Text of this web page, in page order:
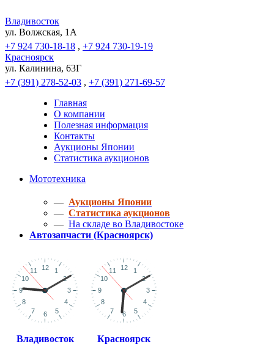
Владивосток
ул. Волжская, 1A
+7 924 730-18-18 , +7 924 730-19-19
Красноярск
ул. Калинина, 63Г
+7 (391) 278-52-03 , +7 (391) 271-69-57
Главная
О компании
Полезная информация
Контакты
Аукционы Японии
Статистика аукционов
Мототехника
— Аукционы Японии
— Статистика аукционов
— На складе во Владивостоке
Автозапчасти (Красноярск)
Владивосток Красноярск